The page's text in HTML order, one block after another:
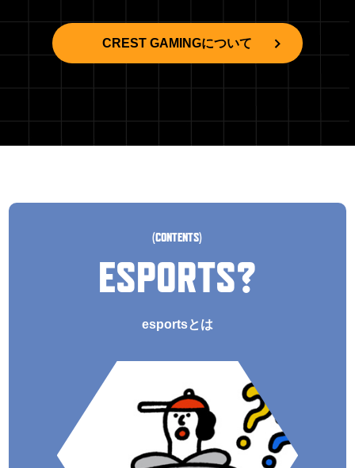
CREST GAMINGについて
(CONTENTS)
ESPORTS?
esportsとは